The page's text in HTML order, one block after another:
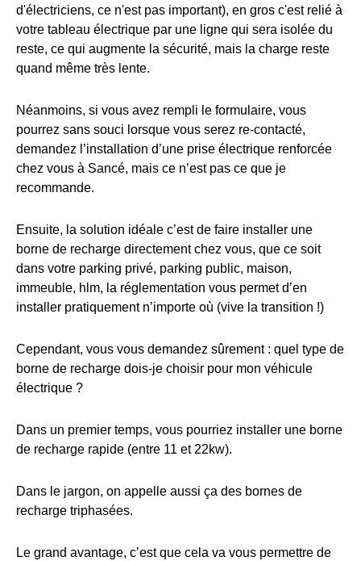
d'électriciens, ce n'est pas important), en gros c'est relié à
votre tableau électrique par une ligne qui sera isolée du
reste, ce qui augmente la sécurité, mais la charge reste
quand même très lente.
Néanmoins, si vous avez rempli le formulaire, vous
pourrez sans souci lorsque vous serez re-contacté,
demandez l’installation d’une prise électrique renforcée
chez vous à Sancé, mais ce n’est pas ce que je
recommande.
Ensuite, la solution idéale c’est de faire installer une
borne de recharge directement chez vous, que ce soit
dans votre parking privé, parking public, maison,
immeuble, hlm, la réglementation vous permet d’en
installer pratiquement n’importe où (vive la transition !)
Cependant, vous vous demandez sûrement : quel type de
borne de recharge dois-je choisir pour mon véhicule
électrique ?
Dans un premier temps, vous pourriez installer une borne
de recharge rapide (entre 11 et 22kw).
Dans le jargon, on appelle aussi ça des bornes de
recharge triphasées.
Le grand avantage, c’est que cela va vous permettre de